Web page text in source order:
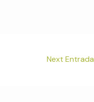
Next Entrada